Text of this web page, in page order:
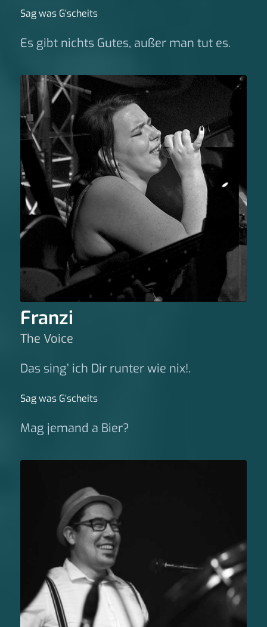
Sag was G‘scheits
Es gibt nichts Gutes, außer man tut es.
Franzi
The Voice
Das sing’ ich Dir runter wie nix!.
Sag was G‘scheits
Mag jemand a Bier?